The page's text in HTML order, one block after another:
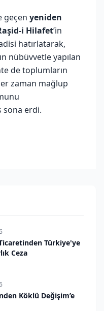
geçen yeniden
i Hilafet’in
hatırlatarak,
nübüvvetle yapılan
de toplumların
zaman mağlup
sona erdi.
Türkiye'ye
Ceza
Köklü Değişim’e